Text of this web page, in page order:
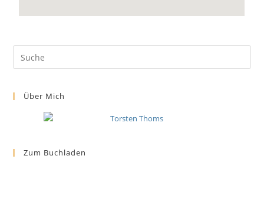
Über Mich
Zum Buchladen